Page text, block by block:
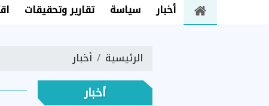
أخبار
سياسة تقارير وتحقيقات
الرئيسية أخبار
أخبار